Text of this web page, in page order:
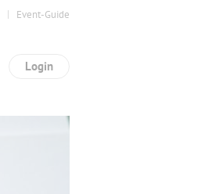
Event-Guide
Login